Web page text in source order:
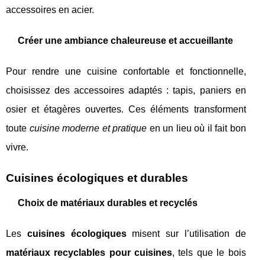
accessoires en acier.
Créer une ambiance chaleureuse et accueillante
Pour rendre une cuisine confortable et fonctionnelle,
choisissez des accessoires adaptés : tapis, paniers en
osier et étagères ouvertes. Ces éléments transforment
toute cuisine moderne et pratique en un lieu où il fait bon
vivre.
Cuisines écologiques et durables
Choix de matériaux durables et recyclés
Les cuisines écologiquesmisent sur l’utilisation de
matériaux recyclables pour cuisines, tels que le bois